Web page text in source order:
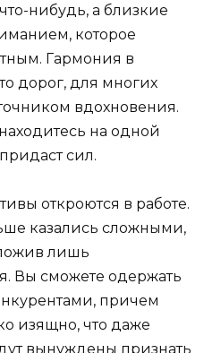
нибудь, а близкие
которое
Гармония в
дорог, для многих
вдохновения.
на одной
сил.
откроются в работе.
казались сложными,
лишь
Вы сможете одержать
причем
изящно, что даже
вынуждены признать